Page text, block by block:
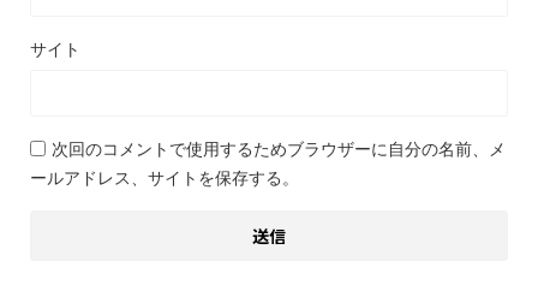
サイト
次回のコメントで使用するためブラウザーに自分の名前、メ
ールアドレス、サイトを保存する。